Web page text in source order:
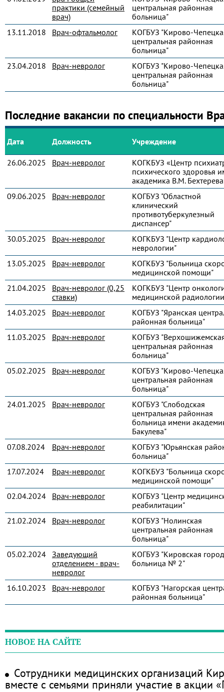
практики (семейный
врач)
центральная районная
больница"
13.11.2018
Врач-офтальмолог
КОГБУЗ "Кирово-
центральная районная
больница"
23.04.2018
Врач-невролог
КОГБУЗ "Кирово-
центральная районная
больница"
Последние вакансии по специальности
Дата Должность Учреждение
26.06.2025 Врач-невролог
КОГКБУЗ «Центр
психического здоровья
академика В.М.
09.06.2025
Врач-невролог
КОГБУЗ "Областной
клинический
противотуберкулезный
диспансер"
30.05.2025
Врач-невролог
КОГКБУЗ "Центр
неврологии"
13.05.2025
Врач-невролог
КОГКБУЗ "Больница
медицинской помощи"
21.04.2025
Врач-невролог (0,25
ставки)
КОГКБУЗ "Центр
медицинской
14.03.2025
Врач-невролог
КОГБУЗ "Яранская
районная больница"
11.03.2025
Врач-невролог
КОГБУЗ
центральная районная
больница"
05.02.2025
Врач-невролог
КОГБУЗ "Кирово-
центральная районная
больница"
24.01.2025
Врач-невролог
КОГБУЗ "Слободская
центральная районная
больница имени
Бакулева"
07.08.2024
Врач-невролог
КОГБУЗ "Юрьянская
больница"
17.07.2024
Врач-невролог
КОГКБУЗ "Больница
медицинской помощи"
02.04.2024
Врач-невролог
КОГБУЗ "Центр
реабилитации"
21.02.2024
Врач-невролог
КОГБУЗ "Нолинская
центральная районная
больница"
05.02.2024 Заведующий
отделением - врач-
невролог
КОГБУЗ "Кировская
больница № 2"
16.10.2023 Врач-невролог
КОГБУЗ "Нагорская
районная больница"
НОВОЕ НА САЙТЕ
Сотрудники медицинских организаций
вместе с семьями приняли участие в акции